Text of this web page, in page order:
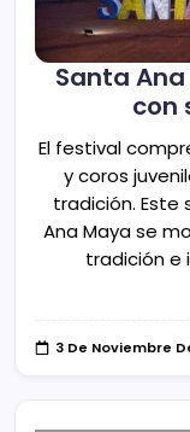
Santa
con
El festival
y coros
tradición. Este
Ana Maya se
tradición e
3 De Noviembre